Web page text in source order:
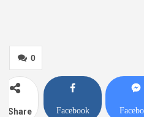
0
Share Facebook